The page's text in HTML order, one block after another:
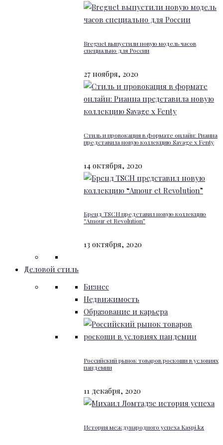
Breguet выпустили новую модель часов
специально для России
27 ноября, 2020
Стиль и провокация в формате онлайн: Рианна
представила новую коллекцию Savage x Fenty
14 октября, 2020
Бренд TSCH представил новую коллекцию
“Amour et Revolution”
13 октября, 2020
Деловой стиль
Бизнес
Недвижимость
Образование и карьера
Российский рынок товаров роскоши в условиях
пандемии
11 декабря, 2020
История международного успеха Kaspi.kz